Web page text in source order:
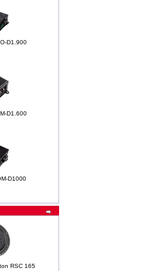
D1.900
D1.600
D1000
RSC 165